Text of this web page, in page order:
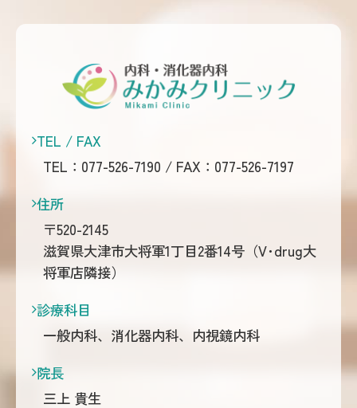
TEL / FAX
TEL： 077-526-7190 / FAX：077-526-7197
住所
〒520-2145
滋賀県大津市大将軍1丁目2番14号（V･drug大
将軍店隣接）
診療科目
一般内科、消化器内科、内視鏡内科
院長
三上 貴生